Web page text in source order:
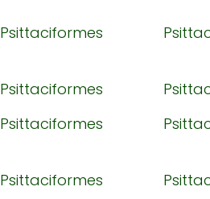
Psittaciformes
Psittaciformes
Psittaciformes
Psittaciformes